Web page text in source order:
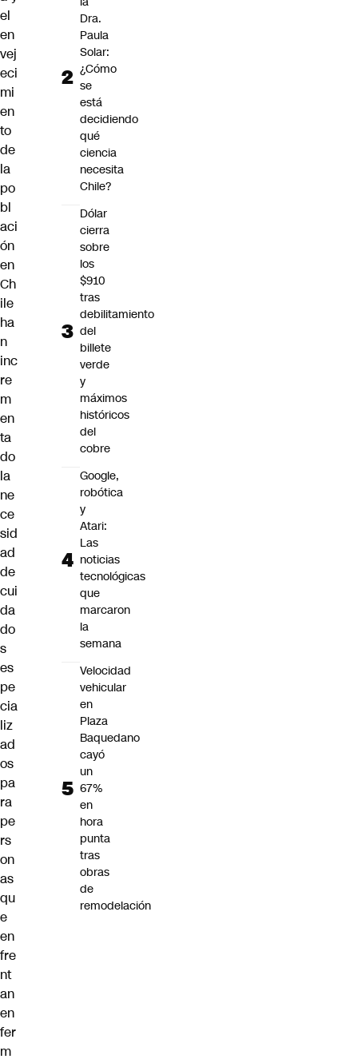
el
en
vej
eci
mi
en
to
de
la
po
bl
aci
ón
en
Ch
ile
ha
n
inc
re
m
en
ta
do
la
ne
ce
sid
ad
de
cui
da
do
s
es
pe
cia
liz
ad
os
pa
ra
pe
rs
on
as
qu
e
en
fre
nt
an
en
fer
m
Dra.
Paula
Solar:
¿Cómo
se
está
decidiendo
qué
ciencia
necesita
Chile?
Dólar
cierra
sobre
los
$910
tras
debilitamiento
del
billete
verde
y
máximos
históricos
del
cobre
Google,
robótica
y
Atari:
Las
noticias
tecnológicas
que
marcaron
la
semana
Velocidad
vehicular
en
Plaza
Baquedano
cayó
un
67%
en
hora
punta
tras
obras
de
remodelación